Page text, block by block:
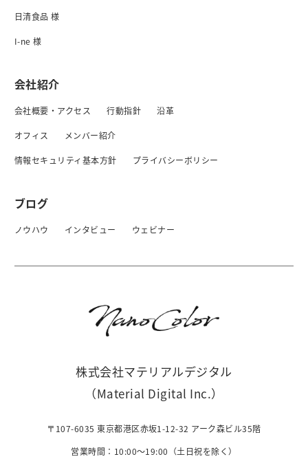
日清食品 様
I-ne 様
会社紹介
会社概要・アクセス 行動指針 沿革
オフィス メンバー紹介
情報セキュリティ基本方針 プライバシーボリシー
ブログ
ノウハウ インタビュー ウェビナー
株式会社マテリアルデジタル
（Material Digital Inc.）
〒107-6035 東京都港区赤坂1-12-32 アーク森ビル35階
営業時間：10:00〜19:00（土日祝を除く）